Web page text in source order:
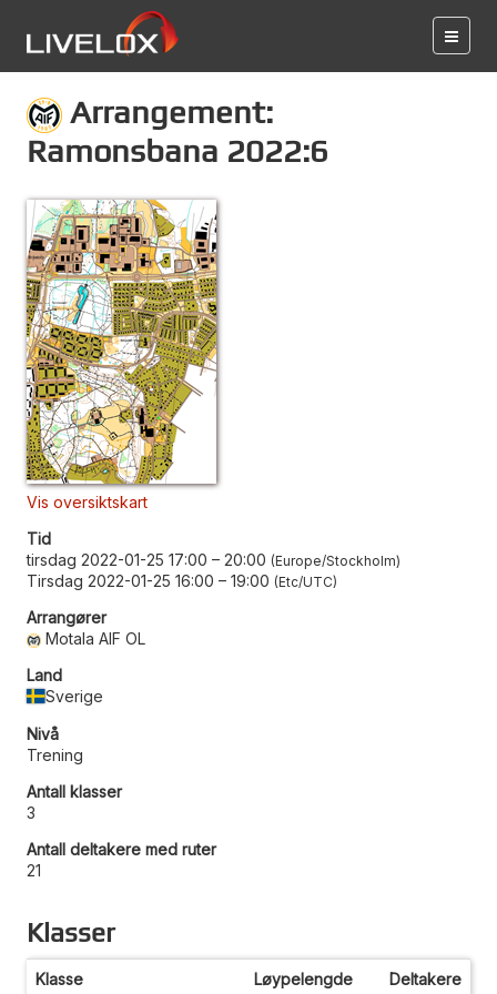
Arrangement:
Ramonsbana 2022:6
Vis oversiktskart
Tid
tirsdag 2022-01-25 17:00 – 20:00 Europe/Stockholm
Tirsdag 2022-01-25 16:00 – 19:00 Etc/UTC
Arrangører
Motala AIF OL
Land
Sverige
Nivå
Trening
Antall klasser
3
Antall deltakere med ruter
21
Klasser
Klasse Løypelengde Deltakere